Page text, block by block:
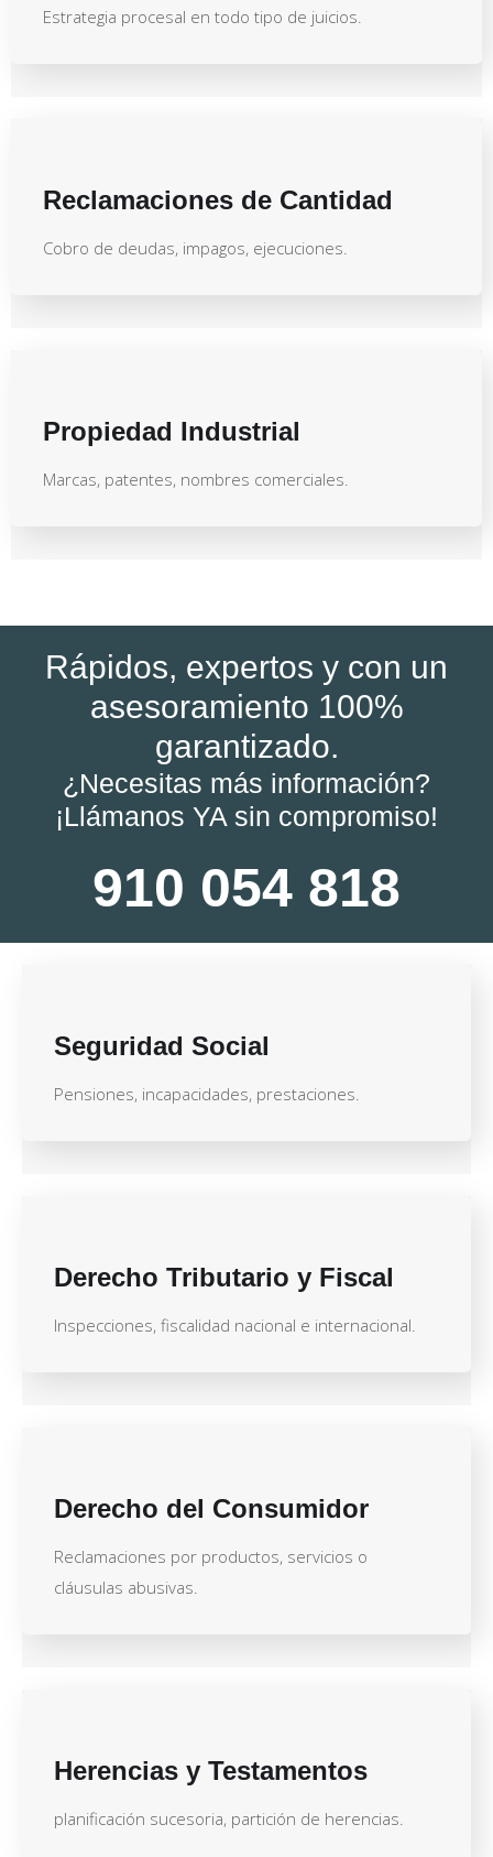
Estrategia procesal en todo tipo de juicios.
Reclamaciones de Cantidad
Cobro de deudas, impagos, ejecuciones.
Propiedad Industrial
Marcas, patentes, nombres comerciales.
Rápidos, expertos y con un
asesoramiento 100%
garantizado.
¿Necesitas más información?
¡Llámanos YA sin compromiso!
910 054 818
Seguridad Social
Pensiones, incapacidades, prestaciones.
Derecho Tributario y Fiscal
Inspecciones, fiscalidad nacional e internacional.
Derecho del Consumidor
Reclamaciones por productos, servicios o
cláusulas abusivas.
Herencias y Testamentos
planificación sucesoria, partición de herencias.